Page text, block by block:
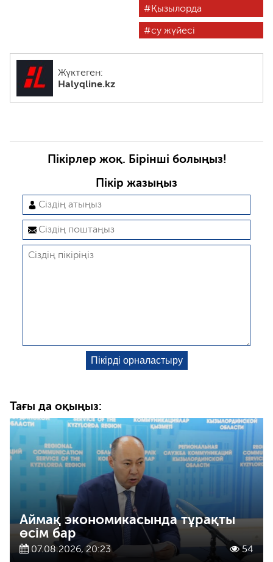
Қызылорда
су жүйесі
Жүктеген:
Halyqline.kz
Пікірлер жоқ. Бірінші болыңыз!
Пікір жазыңыз
Тағы да оқыңыз:
Аймақ экономикасында тұрақты
өсім бар
07.08.2026, 20:23 54